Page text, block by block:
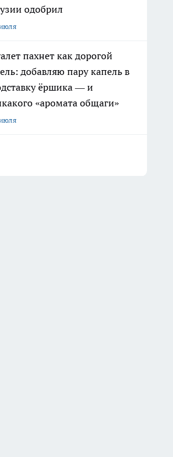
одобрил
пахнет как дорогой
добавляю пару капель в
ёршика — и
«аромата общаги»